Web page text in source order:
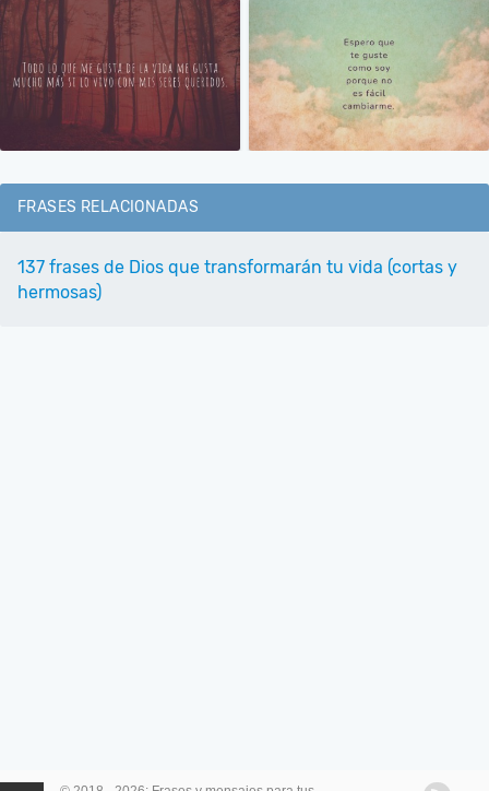
FRASES RELACIONADAS
137 frases de Dios que transformarán tu vida (cortas y
hermosas)